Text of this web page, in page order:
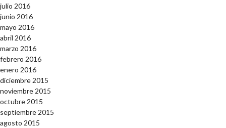
julio 2016
junio 2016
mayo 2016
abril 2016
marzo 2016
febrero 2016
enero 2016
diciembre 2015
noviembre 2015
octubre 2015
septiembre 2015
agosto 2015